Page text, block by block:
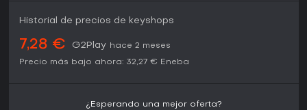
Historial de precios de keyshops
7,28 € G2Play hace 2 meses
Precio más bajo ahora: 32,27 € Eneba
¿Esperando una mejor oferta?